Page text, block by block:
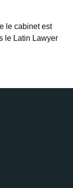
le cabinet est
le Latin Lawyer